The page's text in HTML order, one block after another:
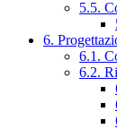
5.5.
6.
6.1.
6.2.